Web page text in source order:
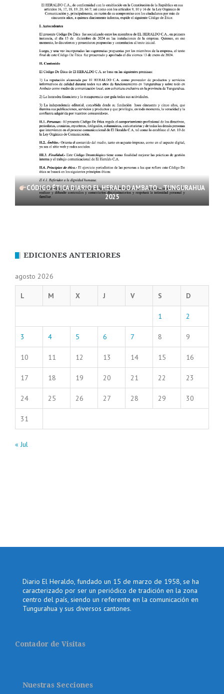
CÓDIGO ÉTICA DIARIO EL HERALDO AMBATO – TUNGURAHUA
2025
EDICIONES ANTERIORES
agosto 2026
L M X J V S D
1 2
3 4 5 6 7 8 9
10 11 12 13 14 15 16
17 18 19 20 21 22 23
24 25 26 27 28 29 30
31
« Jul
Diario El Heraldo, fundado un 15 de marzo de 1958, se ha
caracterizado por ser un periódico de tradición en la zona
centro del país, siendo un referente en la comunicación en
Tungurahua y sus diversos cantones.
Contador de Visitas
Nuestras Secciones